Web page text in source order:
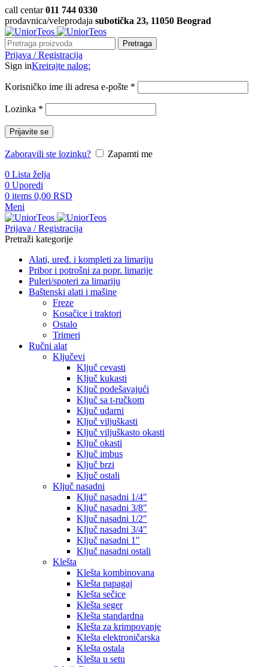
call centar011 744 0330
prodavnica/veleprodaja subotička 23, 11050 Beograd
Pretraga
Prijava / Registracija
Sign inKreirajte nalog:
Korisničko ime ili adresa e-pošte *
Lozinka *
Prijavite se
Zaboravili ste lozinku?
Zapamti me
0 Lista želja
0 Uporedi
0 items 0,00 RSD
Meni
Prijava / Registracija
Pretraži kategorije
Alati, uređ. i kompleti za limariju
Pribor i potrošni za popr. limarije
Puleri/spoteri za limariju
Baštenski alati i mašine
Freze
Kosačice i traktori
Ostalo
Trimeri
Ručni alat
Ključevi
Ključ cevasti
Ključ kukasti
Ključ podešavajući
Ključ sa t-ručkom
Ključ udarni
Ključ viljuškasti
Ključ viljuškasto okasti
Ključ okasti
Ključ imbus
Ključ brzi
Ključ ostali
Ključ nasadni
Ključ nasadni 1/4″
Ključ nasadni 3/8″
Ključ nasadni 1/2″
Ključ nasadni 3/4″
Ključ nasadni 1″
Ključ nasadni ostali
Klešta
Klešta kombinovana
Klešta papagaj
Klešta sečice
Klešta seger
Klešta standardna
Klešta za krimpovanje
Klešta elektroničarska
Klešta ostala
Klešta u setu